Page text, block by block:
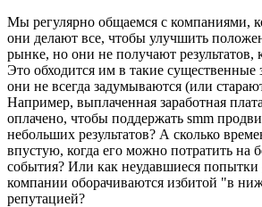
Мы регулярно общаемся с компаниями,
они делают все, чтобы улучшить
рынке, но они не получают результатов,
Это обходится им в такие существенные
они не всегда задумываются (или
Например, выплаченная заработная
оплачено, чтобы поддержать smm
небольших результатов? А сколько
впустую, когда его можно потратить на
события? Или как неудавшиеся
компании оборачиваются избитой "в
репутацией?